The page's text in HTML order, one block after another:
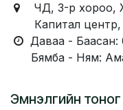
ЧД, 3-р хороо,
Капитал центр,
Даваа - Баасан:
Бямба - Ням:
Эмнэлгийн тоног